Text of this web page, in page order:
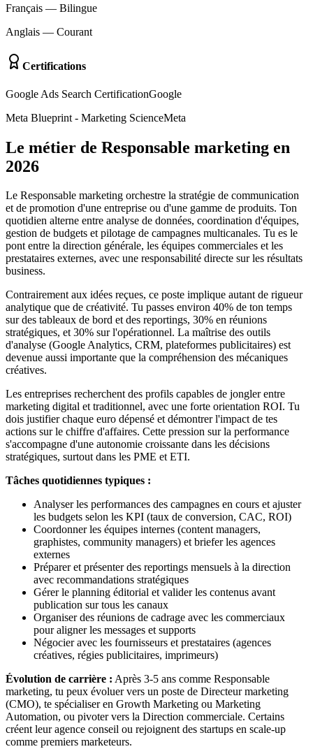
Français — Bilingue
Anglais — Courant
Certifications
Google Ads Search CertificationGoogle
Meta Blueprint - Marketing ScienceMeta
Le métier de Responsable marketing en
2026
Le Responsable marketing orchestre la stratégie de communication
et de promotion d'une entreprise ou d'une gamme de produits. Ton
quotidien alterne entre analyse de données, coordination d'équipes,
gestion de budgets et pilotage de campagnes multicanales. Tu es le
pont entre la direction générale, les équipes commerciales et les
prestataires externes, avec une responsabilité directe sur les résultats
business.
Contrairement aux idées reçues, ce poste implique autant de rigueur
analytique que de créativité. Tu passes environ 40% de ton temps
sur des tableaux de bord et des reportings, 30% en réunions
stratégiques, et 30% sur l'opérationnel. La maîtrise des outils
d'analyse (Google Analytics, CRM, plateformes publicitaires) est
devenue aussi importante que la compréhension des mécaniques
créatives.
Les entreprises recherchent des profils capables de jongler entre
marketing digital et traditionnel, avec une forte orientation ROI. Tu
dois justifier chaque euro dépensé et démontrer l'impact de tes
actions sur le chiffre d'affaires. Cette pression sur la performance
s'accompagne d'une autonomie croissante dans les décisions
stratégiques, surtout dans les PME et ETI.
Tâches quotidiennes typiques :
Analyser les performances des campagnes en cours et ajuster
les budgets selon les KPI (taux de conversion, CAC, ROI)
Coordonner les équipes internes (content managers,
graphistes, community managers) et briefer les agences
externes
Préparer et présenter des reportings mensuels à la direction
avec recommandations stratégiques
Gérer le planning éditorial et valider les contenus avant
publication sur tous les canaux
Organiser des réunions de cadrage avec les commerciaux
pour aligner les messages et supports
Négocier avec les fournisseurs et prestataires (agences
créatives, régies publicitaires, imprimeurs)
Évolution de carrière : Après 3-5 ans comme Responsable
marketing, tu peux évoluer vers un poste de Directeur marketing
(CMO), te spécialiser en Growth Marketing ou Marketing
Automation, ou pivoter vers la Direction commerciale. Certains
créent leur agence conseil ou rejoignent des startups en scale-up
comme premiers marketeurs.